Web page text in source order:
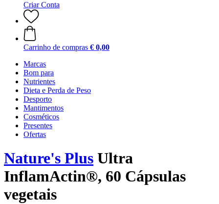
Criar Conta
Carrinho de compras € 0,00
Marcas
Bom para
Nutrientes
Dieta e Perda de Peso
Desporto
Mantimentos
Cosméticos
Presentes
Ofertas
Nature's Plus Ultra
InflamActin®, 60 Cápsulas
vegetais